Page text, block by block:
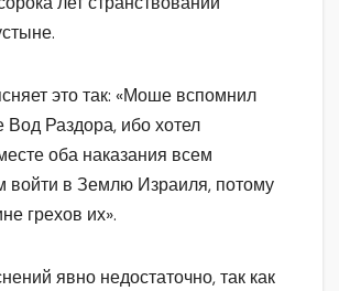
это так: «Моше вспомнил
Вод Раздора, ибо хотел
оба наказания всем
войти в Землю Израиля, потому
грехов их».
явно недостаточно, так как